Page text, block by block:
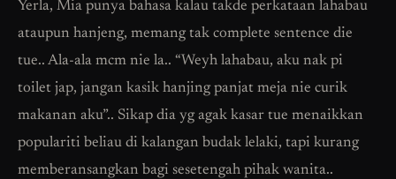
Yerla, Mia punya bahasa kalau takde perkataan lahabau
ataupun hanjeng, memang tak complete sentence die
tue.. Ala-ala mcm nie la.. “Weyh lahabau, aku nak pi
toilet jap, jangan kasik hanjing panjat meja nie curik
makanan aku”.. Sikap dia yg agak kasar tue menaikkan
populariti beliau di kalangan budak lelaki, tapi kurang
memberansangkan bagi sesetengah pihak wanita..